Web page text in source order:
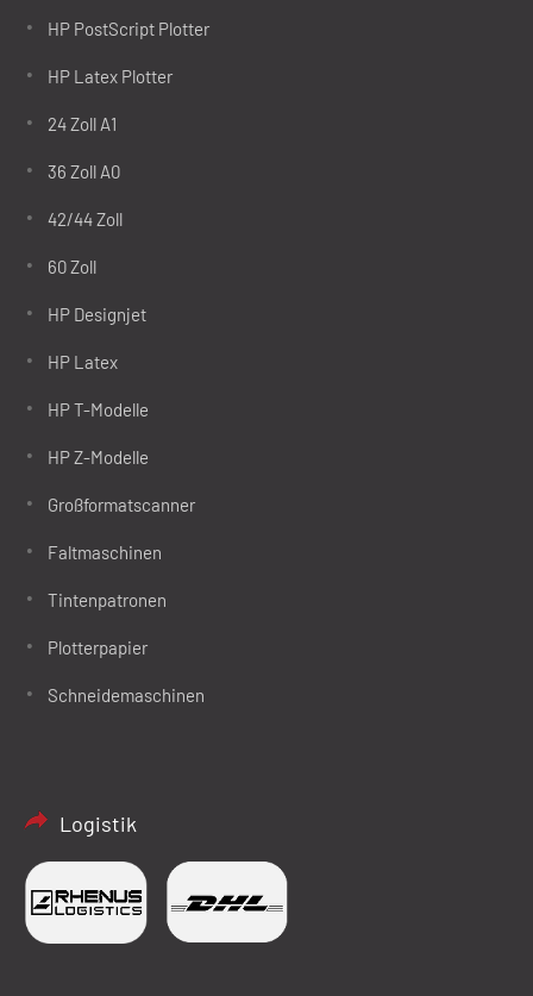
HP PostScript Plotter
HP Latex Plotter
24 Zoll A1
36 Zoll A0
42/44 Zoll
60 Zoll
HP Designjet
HP Latex
HP T-Modelle
HP Z-Modelle
Großformatscanner
Faltmaschinen
Tintenpatronen
Plotterpapier
Schneidemaschinen
Logistik